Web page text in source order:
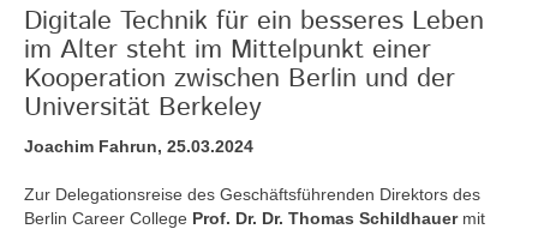
Digitale Technik für ein besseres Leben
im Alter steht im Mittelpunkt einer
Kooperation zwischen Berlin und der
Universität Berkeley
Joachim Fahrun, 25.03.2024
Zur Delegationsreise des Geschäftsführenden Direktors des
Berlin Career College Prof. Dr. Dr. Thomas Schildhauermit